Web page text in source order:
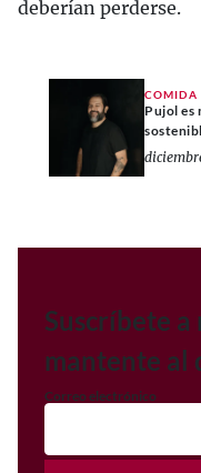
deberían perderse.
COMIDA
Pujol es
Suscríbete
mantente al
Correo electrónico